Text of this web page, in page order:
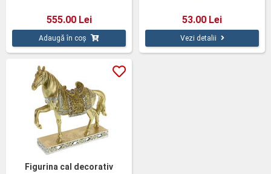
555.00 Lei
Adaugă în coș
53.00 Lei
Vezi detalii
Figurina cal decorativ